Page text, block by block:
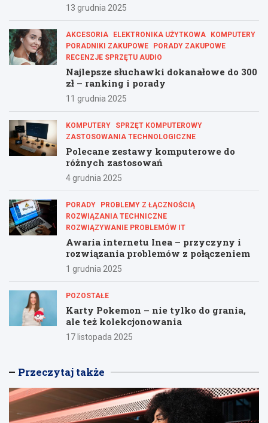
13 grudnia 2025
AKCESORIA ELEKTRONIKA UŻYTKOWA
KOMPUTERY
PORADNIKI ZAKUPOWE
PORADY ZAKUPOWE
RECENZJE SPRZĘTU AUDIO
Najlepsze słuchawki dokanałowe do 300
zł – ranking i porady
11 grudnia 2025
KOMPUTERY
SPRZĘT KOMPUTEROWY
ZASTOSOWANIA TECHNOLOGICZNE
Polecane zestawy komputerowe do
różnych zastosowań
4 grudnia 2025
PORADY
PROBLEMY Z ŁĄCZNOŚCIĄ
ROZWIĄZANIA TECHNICZNE
ROZWIĄZYWANIE PROBLEMÓW IT
Awaria internetu Inea – przyczyny i
rozwiązania problemów z połączeniem
1 grudnia 2025
POZOSTAŁE
Karty Pokemon – nie tylko do grania,
ale też kolekcjonowania
17 listopada 2025
Przeczytaj także